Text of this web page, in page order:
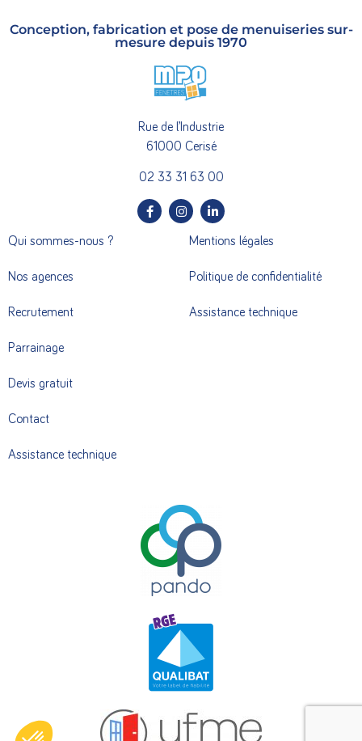
Conception, fabrication et pose de menuiseries sur-
mesure depuis 1970
Rue de l’Industrie
61000 Cerisé
02 33 31 63 00
Qui sommes-nous ?
Nos agences
Recrutement
Parrainage
Devis gratuit
Contact
Assistance technique
Mentions légales
Politique de confidentialité
Assistance technique